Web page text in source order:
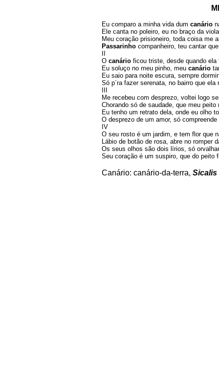
Eu comparo a minha vida dum canário
Ele canta no poleiro, eu no braço da
Passarinho companheiro, teu cantar
O canário ficou triste, desde quando ela
Eu soluço no meu pinho, meu canário
Eu saio para noite escura, sempre
Só p´ra fazer serenata, no bairro que ela
Me recebeu com desprezo, voltei logo
Chorando só de saudade, que meu peito
Eu tenho um retrato dela, onde eu olho
O desprezo de um amor, só
IV
O seu rosto é um jardim, e tem flor que
Lábio de botão de rosa, abre no romper
Os seus olhos são dois lírios, só
Seu coração é um suspiro, que do peito
Canário: canário-da-terra, Sicalis